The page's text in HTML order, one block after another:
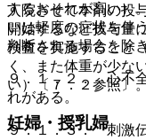
入院させて本剤の投
開始するなど投与量
検査を実施すること
く、また体重が少な
い）〔７．２参照〕
妊婦・授乳婦
するおそれが高い）
いは軽度の症状を伴
判断される場合を除
９．１．２． 心不
れがある。
９．１．３． 刺激